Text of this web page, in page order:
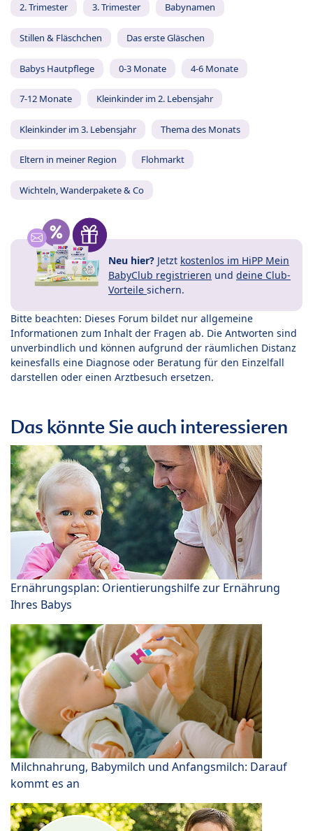
2. Trimester 3. Trimester Babynamen
Stillen & Fläschchen Das erste Gläschen
Babys Hautpflege 0-3 Monate 4-6 Monate
7-12 Monate Kleinkinder im 2. Lebensjahr
Kleinkinder im 3. Lebensjahr Thema des Monats
Eltern in meiner Region Flohmarkt
Wichteln, Wanderpakete & Co
Neu hier? Jetzt kostenlos im HiPP Mein
BabyClub registrieren und deine Club-
Vorteile sichern.
Bitte beachten: Dieses Forum bildet nur allgemeine
Informationen zum Inhalt der Fragen ab. Die Antworten sind
unverbindlich und können aufgrund der räumlichen Distanz
keinesfalls eine Diagnose oder Beratung für den Einzelfall
darstellen oder einen Arztbesuch ersetzen.
Das könnte Sie auch interessieren
Ernährungsplan: Orientierungshilfe zur Ernährung
Ihres Babys
Milchnahrung, Babymilch und Anfangsmilch: Darauf
kommt es an